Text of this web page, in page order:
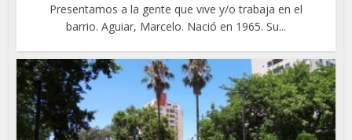
Presentamos a la gente que vive y/o trabaja en el
barrio. Aguiar, Marcelo. Nació en 1965. Su...